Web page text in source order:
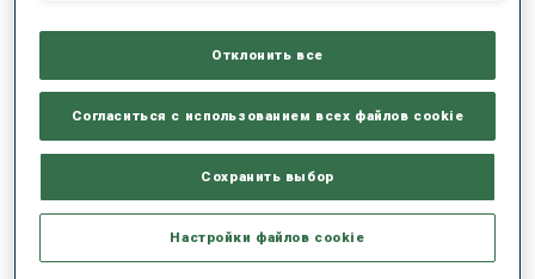
РЕЗУЛЬТАТЫ - ТЕНДЕНЦИЯ
100% +0s/km
Отклонить все
Согласиться с использованием всех файлов cookie
Сохранить выбор
Настройки файлов cookie